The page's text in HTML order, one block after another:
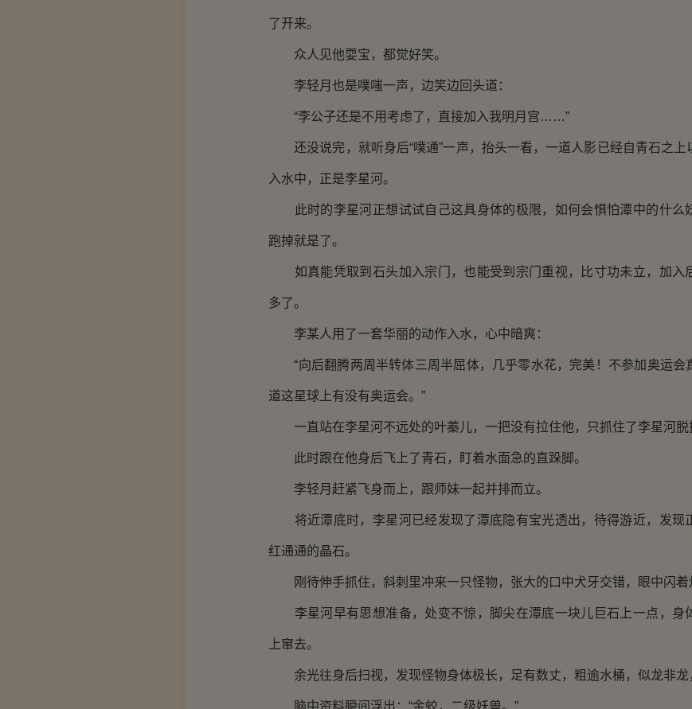
了开来。
众人见他耍宝，都觉好笑。
李轻月也是噗嗤一声，边笑边回头道：
“李公子还是不用考虑了，直接加入我明月宫……”
还没说完，就听身后“噗通”一声，抬头一看，一道人影已经自青石之上
入水中，正是李星河。
此时的李星河正想试试自己这具身体的极限，如何会惧怕潭中的什么
跑掉就是了。
如真能凭取到石头加入宗门，也能受到宗门重视，比寸功未立，加入
多了。
李某人用了一套华丽的动作入水，心中暗爽：
“向后翻腾两周半转体三周半屈体，几乎零水花，完美！不参加奥运会
道这星球上有没有奥运会。”
一直站在李星河不远处的叶蓁儿，一把没有拉住他，只抓住了李星河脱
此时跟在他身后飞上了青石，盯着水面急的直跺脚。
李轻月赶紧飞身而上，跟师妹一起并排而立。
将近潭底时，李星河已经发现了潭底隐有宝光透出，待得游近，发现
红通通的晶石。
刚待伸手抓住，斜刺里冲来一只怪物，张大的口中犬牙交错，眼中闪着
李星河早有思想准备，处变不惊，脚尖在潭底一块儿巨石上一点，身
上窜去。
余光往身后扫视，发现怪物身体极长，足有数丈，粗逾水桶，似龙非龙
脑中资料瞬间浮出：“金蛟，二级妖兽。”